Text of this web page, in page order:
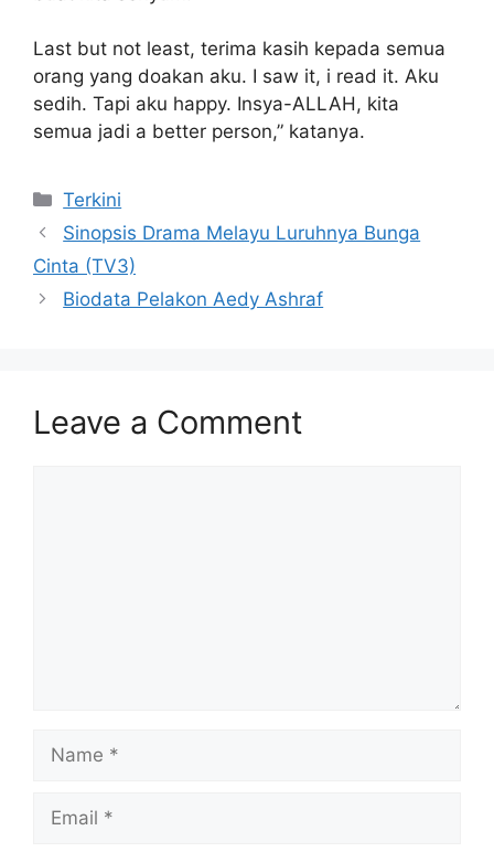
Last but not least, terima kasih kepada semua
orang yang doakan aku. I saw it, i read it. Aku
sedih. Tapi aku happy. Insya-ALLAH, kita
semua jadi a better person,” katanya.
Categories
Terkini
Sinopsis Drama Melayu Luruhnya Bunga
Cinta (TV3)
Biodata Pelakon Aedy Ashraf
Leave a Comment
Name
Email